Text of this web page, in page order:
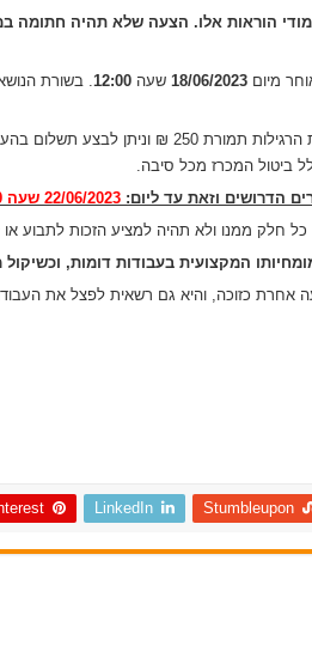
הוראות אלו. הצעה שלא תהיה חתומה
מיום 18/06/2023 שעה 12:00. בשורת
ניתן לרכוש את מסמכי המכרז ממחלקת הגבייה
הדרושים וזאת עד ליום:
חלק ממנו ולא תהיה למציע הזכות לתבוע
המקצועית בעבודות דומות,
כזוכה, והיא גם רשאית לפצל את
Stumbleupon
LinkedIn